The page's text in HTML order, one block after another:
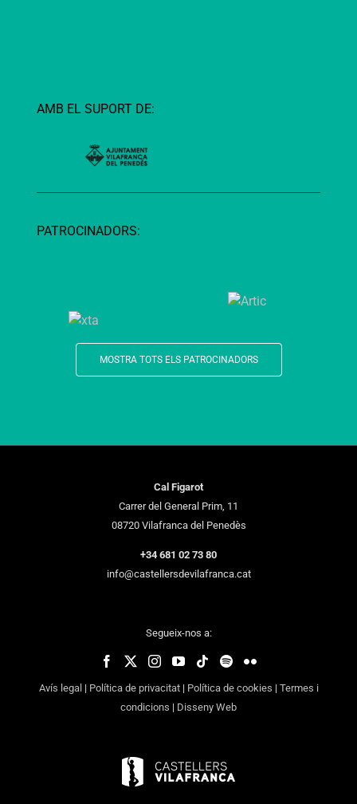
AMB EL SUPORT DE:
PATROCINADORS:
MOSTRA TOTS ELS PATROCINADORS
Cal Figarot
Carrer del General Prim, 11
08720 Vilafranca del Penedès
+34 681 02 73 80
info@castellersdevilafranca.cat
Segueix-nos a:
Avís legal | Política de privacitat| Política de cookies | Termes i
condicions | Disseny Web